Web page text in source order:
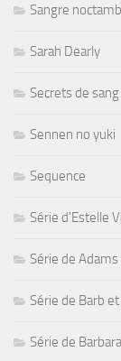
Sangre
Sarah Dearly
Secrets de sang
Sennen no yuki
Sequence
Série d'Estelle
Série de
Série de Barb et
Série de